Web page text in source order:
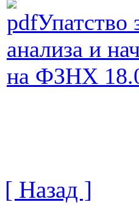
Упатство
анализа и
на ФЗНХ
[ Назад ]